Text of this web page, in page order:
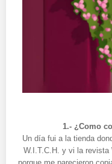
1.- ¿Como
Un día fui a la tienda
W.I.T.C.H. y vi la revista